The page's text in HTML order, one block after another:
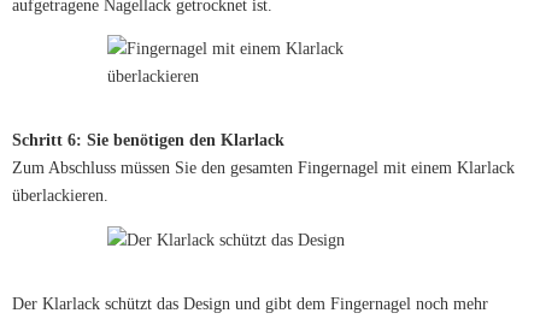
aufgetragene Nagellack getrocknet ist.
Schritt 6: Sie benötigen den Klarlack
Zum Abschluss müssen Sie den gesamten Fingernagel mit einem Klarlack
überlackieren.
Der Klarlack schützt das Design und gibt dem Fingernagel noch mehr